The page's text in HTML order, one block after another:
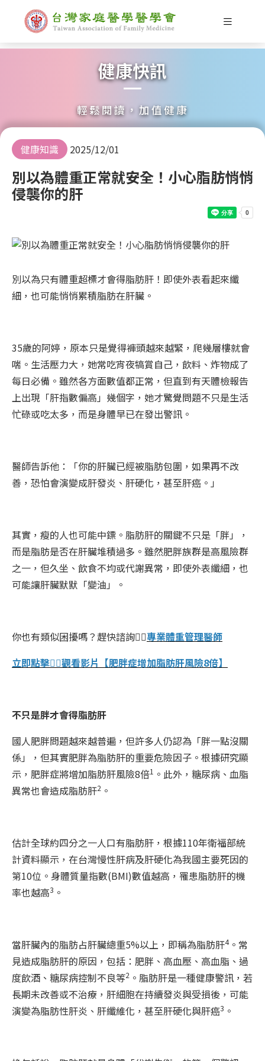
健康快訊
輕鬆閱讀，加值健康
健康知識 2025/12/01
別以為體重正常就安全！小心脂肪悄悄
侵襲你的肝
別以為只有體重超標才會得脂肪肝！即使外表看起來纖
細，也可能悄悄累積脂肪在肝臟。
35歲的阿婷，原本只是覺得褲頭越來越緊，爬幾層樓就會
喘。生活壓力大，她常吃宵夜犒賞自己，飲料、炸物成了
每日必備。雖然各方面數值都正常，但直到有天體檢報告
上出現「肝指數偏高」幾個字，她才驚覺問題不只是生活
忙碌或吃太多，而是身體早已在發出警訊。
醫師告訴他：「你的肝臟已經被脂肪包圍，如果再不改
善，恐怕會演變成肝發炎、肝硬化，甚至肝癌。」
其實，瘦的人也可能中鏢。脂肪肝的關鍵不只是「胖」，
而是脂肪是否在肝臟堆積過多。雖然肥胖族群是高風險群
之一，但久坐、飲食不均或代謝異常，即使外表纖細，也
可能讓肝臟默默「變油」。
你也有類似困擾嗎？趕快諮詢👉🏻專業體重管理醫師
立即點擊👉🏻觀看影片【肥胖症增加脂肪肝風險8倍】
不只是胖才會得脂肪肝
國人肥胖問題越來越普遍，但許多人仍認為「胖一點沒關
係」，但其實肥胖為脂肪肝的重要危險因子。根據研究顯
示，肥胖症將增加脂肪肝風險8倍1 。此外，糖尿病、血脂
異常也會造成脂肪肝2 。
估計全球約四分之一人口有脂肪肝，根據110年衛福部統
計資料顯示，在台灣慢性肝病及肝硬化為我國主要死因的
第10位。身體質量指數(BMI)數值越高，罹患脂肪肝的機
率也越高3 。
當肝臟內的脂肪占肝臟總重5%以上，即稱為脂肪肝4。常
見造成脂肪肝的原因，包括：肥胖、高血壓、高血脂、過
度飲酒、糖尿病控制不良等2 。脂肪肝是一種健康警訊，若
長期未改善或不治療，肝細胞在持續發炎與受損後，可能
演變為脂肪性肝炎、肝纖維化，甚至肝硬化與肝癌3 。